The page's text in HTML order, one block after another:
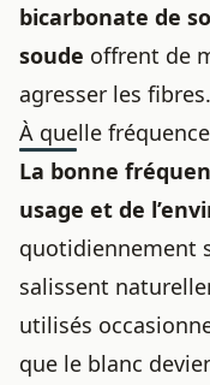
bicarbonate de
soude offrent de
agresser les fibres.
À quelle
La bonne
usage et de
quotidiennement
salissent
utilisés
que le blanc